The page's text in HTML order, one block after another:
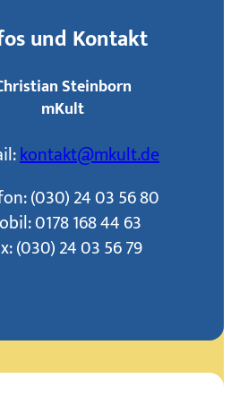
und Kontakt
Steinborn
mKult
kontakt@mkult.de
(030) 24 03 56 80
0178 168 44 63
(030) 24 03 56 79